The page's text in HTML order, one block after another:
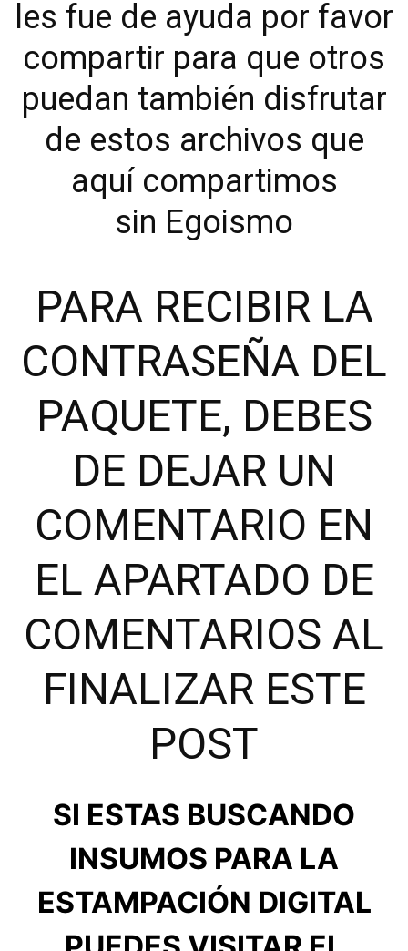
les fue de ayuda por favor
compartir para que otros
puedan también disfrutar
de estos archivos que
aquí compartimos
sin Egoismo
PARA RECIBIR LA
CONTRASEÑA DEL
PAQUETE, DEBES
DE DEJAR UN
COMENTARIO EN
EL APARTADO DE
COMENTARIOS AL
FINALIZAR ESTE
POST
SI ESTAS BUSCANDO
INSUMOS PARA LA
ESTAMPACIÓN DIGITAL